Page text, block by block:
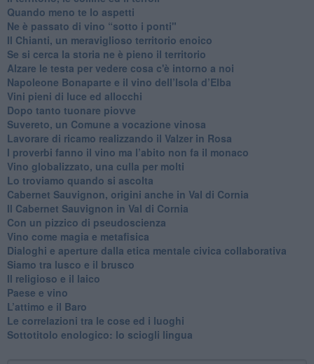
Quando meno te lo aspetti
​Ne è passato di vino “sotto i ponti"
​Il Chianti, un meraviglioso territorio enoico
​Se si cerca la storia ne è pieno il territorio
Alzare le testa per vedere cosa c'è intorno a noi
​Napoleone Bonaparte e il vino dell’Isola d’Elba
Vini pieni di luce ed allocchi
Dopo tanto tuonare piovve
Suvereto, un Comune a vocazione vinosa
Lavorare di ricamo realizzando il Valzer in Rosa
​I proverbi fanno il vino ma l’abito non fa il monaco
Vino globalizzato, una culla per molti
Lo troviamo quando si ascolta
Cabernet Sauvignon, origini anche in Val di Cornia
Il Cabernet Sauvignon in Val di Cornia
Con un pizzico di pseudoscienza
​Vino come magia e metafisica
Dialoghi e aperture dalla etica mentale civica collaborativa
Siamo tra lusco e il brusco
Il religioso e il laico
​Paese e vino
L’attimo e il Baro
Le correlazioni tra le cose ed i luoghi
​Sottotitolo enologico: lo sciogli lingua